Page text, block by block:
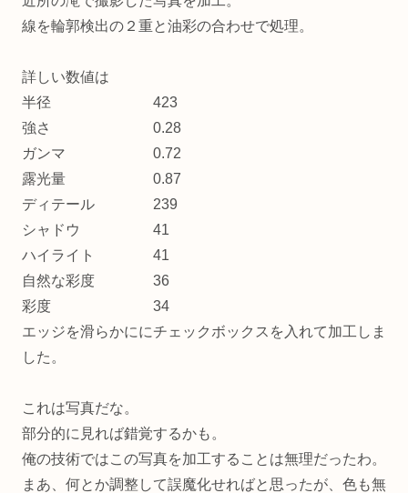
線を輪郭検出の２重と油彩の合わせで処理。
詳しい数値は
半径 423
強さ 0.28
ガンマ 0.72
露光量 0.87
ディテール 239
シャドウ 41
ハイライト 41
自然な彩度 36
彩度 34
エッジを滑らかににチェックボックスを入れて加工しま
した。
これは写真だな。
部分的に見れば錯覚するかも。
俺の技術ではこの写真を加工することは無理だったわ。
まあ、何とか調整して誤魔化せればと思ったが、色も無